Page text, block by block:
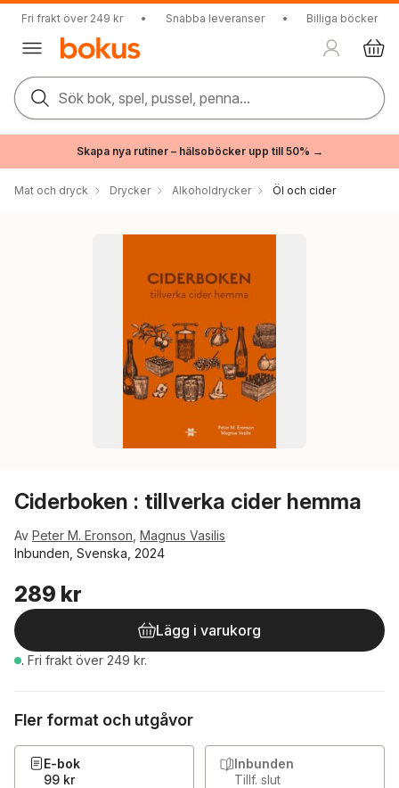
Fri frakt över 249 kr • Snabba leveranser • Billiga böcker
Sök bok, spel, pussel, penna...
Skapa nya rutiner – hälsoböcker upp till 50% →
Mat och dryck Drycker Alkoholdrycker Öl och cider
Ciderboken : tillverka cider hemma
Av Peter M. Eronson Magnus Vasilis
Inbunden, Svenska, 2024
289 kr
Lägg i varukorg
. Fri frakt över 249 kr.
Fler format och utgåvor
E-bok
99 kr
Inbunden
Tillf. slut